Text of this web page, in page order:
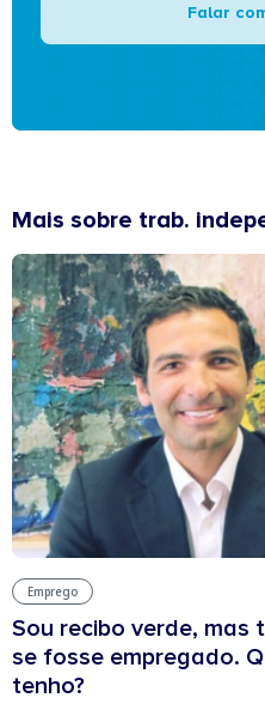
Falar
Mais sobre trab.
Emprego
Sou recibo verde, mas
se fosse empregado.
tenho?